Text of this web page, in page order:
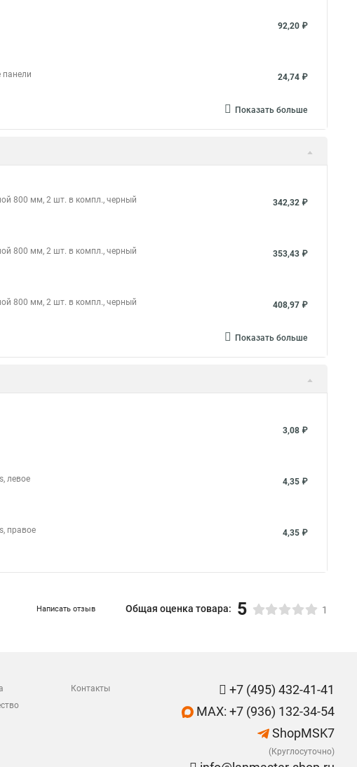
92,20 ₽
панели 24,74 ₽
Показать больше
800 мм, 2 шт. в компл., черный 342,32 ₽
800 мм, 2 шт. в компл., черный 353,43 ₽
800 мм, 2 шт. в компл., черный 408,97 ₽
Показать больше
3,08 ₽
левое 4,35 ₽
правое 4,35 ₽
Написать отзыв Общая оценка товара: 5 1
Контакты
+7 (495) 432-41-41
MAX: +7 (936) 132-34-54
ShopMSK7
(Круглосуточно)